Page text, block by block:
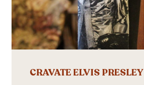
CRAVATE ELVIS PRESLEY